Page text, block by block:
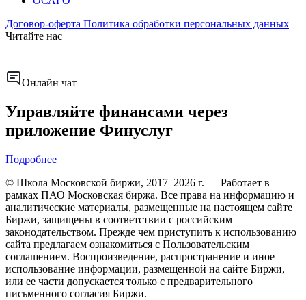
Договор-оферта Политика обработки персональных данных
Читайте нас
Онлайн чат
Управляйте финансами через
приложение Финуслуг
Подробнее
© Школа Московской биржи, 2017–2026 г. — Работает в
рамках ПАО Московская биржа. Все права на информацию и
аналитические материалы, размещенные на настоящем сайте
Биржи, защищены в соответствии с российским
законодательством. Прежде чем приступить к использованию
сайта предлагаем ознакомиться с Пользовательским
соглашением. Воспроизведение, распространение и иное
использование информации, размещенной на сайте Биржи,
или ее части допускается только с предварительного
письменного согласия Биржи.